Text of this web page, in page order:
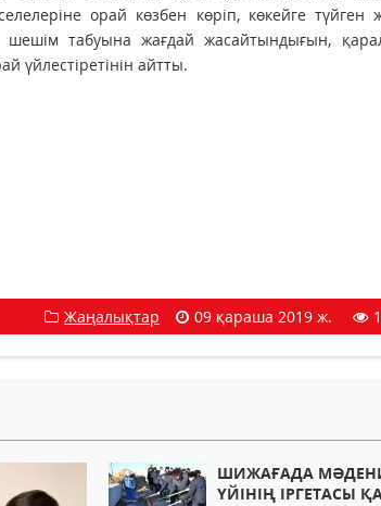
орай көзбен көріп, көкейге түйген
табуына жағдай жасайтындығын,
үйлестіретінін айтты.
Жаңалықтар 09 қараша 2019 ж.
ШИЖАҒАДА
ҮЙІНІҢ ІРГЕТАСЫ